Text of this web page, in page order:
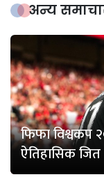
अन्य
फिफा विश्वकप
ऐतिहासिक जित